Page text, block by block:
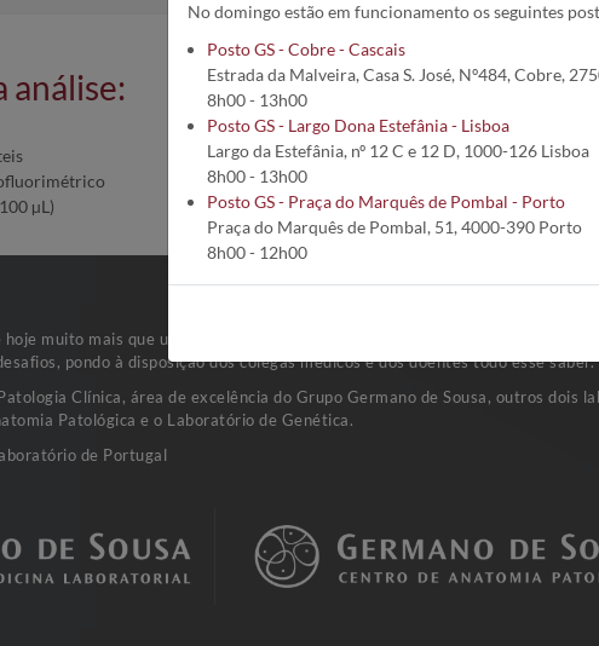
análise:
µL)
hoje muito mais que uma vasta rede de Laboratórios de Patologia Clínica. A
pondo à disposição dos colegas médicos e dos doentes todo esse saber.
Clínica, área de excelência do Grupo Germano de Sousa, outros
Patológica e o Laboratório de Genética.
de Portugal
No domingo estão em funcionamento os seguintes
Posto GS - Cobre - Cascais
Estrada da Malveira, Casa S. José, Nº484, Cobre,
8h00 - 13h00
Posto GS - Largo Dona Estefânia - Lisboa
Largo da Estefânia, nº 12 C e 12 D, 1000-126 Lisboa
8h00 - 13h00
Posto GS - Praça do Marquês de Pombal - Porto
Praça do Marquês de Pombal, 51, 4000-390 Porto
8h00 - 12h00